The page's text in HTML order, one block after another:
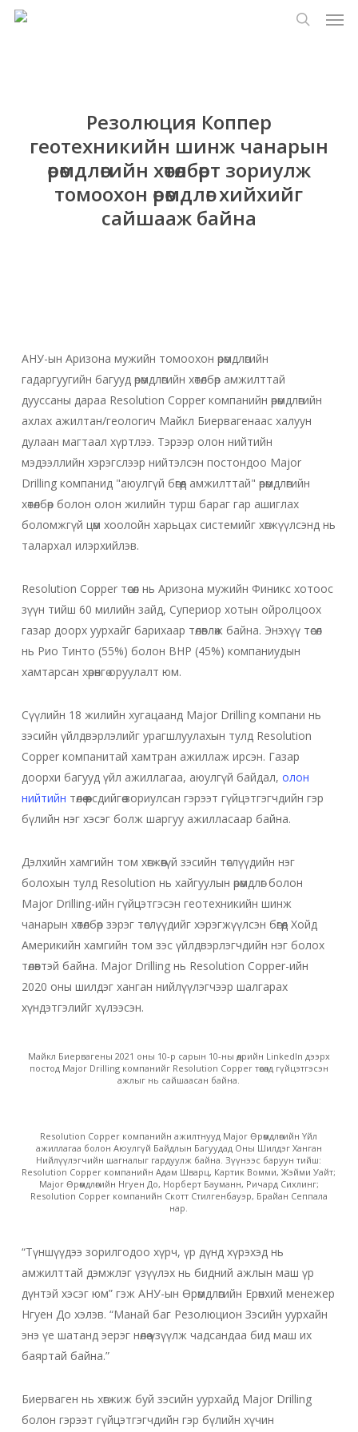
Үндсэн
Цэс
Резолюция Коппер
геотехникийн шинж чанарын
өрөмдлөгийн хөтөлбөрт зориулж
томоохон өрөмдлөг хийхийг
сайшааж байна
АНУ-ын Аризона мужийн томоохон өрөмдлөгийн
гадаргуугийн багууд өрөмдлөгийн хөтөлбөр амжилттай
дууссаны дараа Resolution Copper компанийн өрөмдлөгийн
ахлах ажилтан/геологич Майкл Биервагенаас халуун
дулаан магтаал хүртлээ. Тэрээр олон нийтийн
мэдээллийн хэрэгслээр нийтэлсэн постондоо Major
Drilling компанид "аюулгүй бөгөөд амжилттай" өрөмдлөгийн
хөтөлбөр болон олон жилийн турш бараг гар ашиглах
боломжгүй цөм хоолойн харьцах системийг хөгжүүлсэнд нь
талархал илэрхийлэв.
Resolution Copper төсөл нь Аризона мужийн Финикс хотоос
зүүн тийш 60 милийн зайд, Супериор хотын ойролцоох
газар доорх уурхайг барихаар төлөвлөж байна. Энэхүү төсөл
нь Рио Тинто (55%) болон BHP (45%) компаниудын
хамтарсан хөрөнгө оруулалт юм.
Сүүлийн 18 жилийн хугацаанд Major Drilling компани нь
зэсийн үйлдвэрлэлийг урагшлуулахын тулд Resolution
Copper компанитай хамтран ажиллаж ирсэн. Газар
доорхи багууд үйл ажиллагаа, аюулгүй байдал, олон
нийтийн төлөө өөрсдийгөө зориулсан гэрээт гүйцэтгэгчдийн гэр
бүлийн нэг хэсэг болж шаргуу ажилласаар байна.
Дэлхийн хамгийн том хөгжөөгүй зэсийн төслүүдийн нэг
болохын тулд Resolution нь хайгуулын өрөмдлөг болон
Major Drilling-ийн гүйцэтгэсэн геотехникийн шинж
чанарын хөтөлбөр зэрэг төслүүдийг хэрэгжүүлсэн бөгөөд Хойд
Америкийн хамгийн том зэс үйлдвэрлэгчдийн нэг болох
төлөвтэй байна. Major Drilling нь Resolution Copper-ийн
2020 оны шилдэг ханган нийлүүлэгчээр шалгарах
хүндэтгэлийг хүлээсэн.
Майкл Биервагены 2021 оны 10-р сарын 10-ны өдрийн LinkedIn дээрх
постод Major Drilling компанийг Resolution Copper төсөлд гүйцэтгэсэн
ажлыг нь сайшаасан байна.
Resolution Copper компанийн ажилтнууд Major Өрөмдлөгийн Үйл
ажиллагаа болон Аюулгүй Байдлын Багуудад Оны Шилдэг Ханган
Нийлүүлэгчийн шагналыг гардуулж байна. Зүүнээс баруун тийш:
Resolution Copper компанийн Адам Шварц, Картик Вомми, Жэйми Уайт;
Major Өрөмдлөгийн Нгуен До, Норберт Бауманн, Ричард Сихлинг;
Resolution Copper компанийн Скотт Стилгенбауэр, Брайан Сеппала
нар.
“Түншүүдээ зорилгодоо хүрч, үр дүнд хүрэхэд нь
амжилттай дэмжлэг үзүүлэх нь бидний ажлын маш үр
дүнтэй хэсэг юм” гэж АНУ-ын Өрөмдлөгийн Ерөнхий менежер
Нгуен До хэлэв. “Манай баг Резолюцион Зэсийн уурхайн
энэ үе шатанд эерэг нөлөө үзүүлж чадсандаа бид маш их
баяртай байна.”
Биерваген нь хөгжиж буй зэсийн уурхайд Major Drilling
болон гэрээт гүйцэтгэгчдийн гэр бүлийн хүчин